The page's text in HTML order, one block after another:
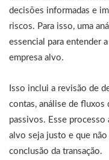
decisões informadas e
riscos. Para isso, uma
essencial para entender
empresa alvo.
Isso inclui a revisão de
contas, análise de fluxos
passivos. Esse processo
alvo seja justo e que não
conclusão da transação.